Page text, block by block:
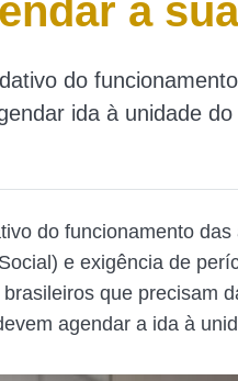
a sua
do
ida à unidade
do funcionamento
e exigência de
que precisam
agendar a ida à